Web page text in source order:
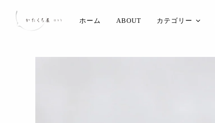
ホーム ABOUT カテゴリー